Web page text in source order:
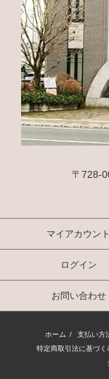
〒728-
マイアカウント
ログイン
お問い合わせ
ホーム / 支払い方
特定商取引法に基づく